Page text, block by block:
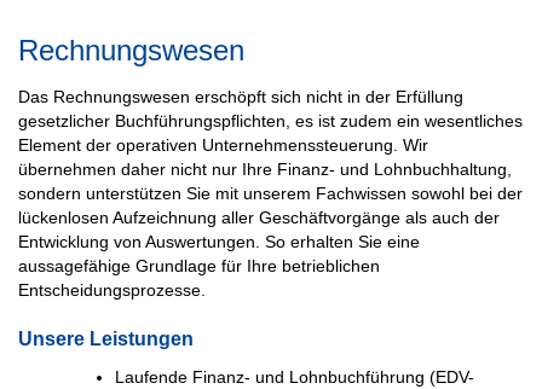
Rechnungswesen
Das Rechnungswesen erschöpft sich nicht in der Erfüllung
gesetzlicher Buchführungspflichten, es ist zudem ein wesentliches
Element der operativen Unternehmenssteuerung. Wir
übernehmen daher nicht nur Ihre Finanz- und Lohnbuchhaltung,
sondern unterstützen Sie mit unserem Fachwissen sowohl bei der
lückenlosen Aufzeichnung aller Geschäftvorgänge als auch der
Entwicklung von Auswertungen. So erhalten Sie eine
aussagefähige Grundlage für Ihre betrieblichen
Entscheidungsprozesse.
Unsere Leistungen
Laufende Finanz- und Lohnbuchführung (EDV-